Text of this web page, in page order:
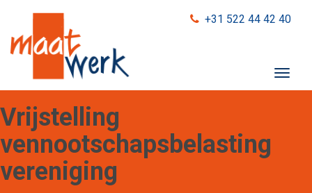
+31 522 44 42 40
T
o
Vrijstelling
vennootschapsbelasting
vereniging